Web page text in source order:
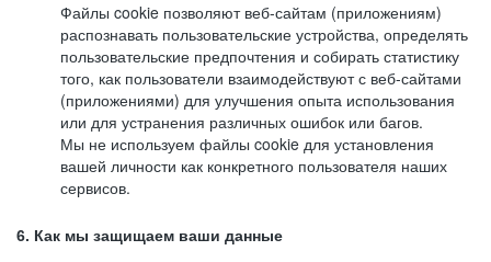
Файлы cookie позволяют веб-сайтам (приложениям)
распознавать пользовательские устройства, определять
пользовательские предпочтения и собирать статистику
того, как пользователи взаимодействуют с веб-сайтами
(приложениями) для улучшения опыта использования
или для устранения различных ошибок или багов.
Мы не используем файлы cookie для установления
вашей личности как конкретного пользователя наших
сервисов.
6. Как мы защищаем ваши данные